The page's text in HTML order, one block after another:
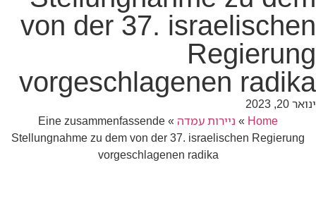
von der 37.
vorgeschlagenen
Home
»ניירות עמדה»
Eine zusammenfassende
Stellungnahme zu dem von der 37. israelischen
vorgeschlagenen radika